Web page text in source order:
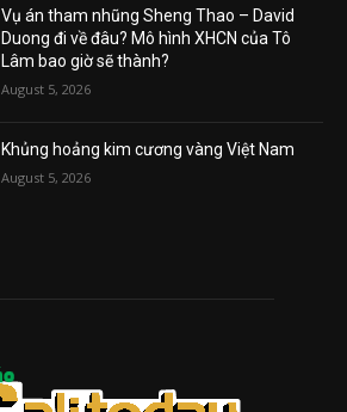
Vụ án tham nhũng Sheng Thao – David
Duong đi về đâu? Mô hình XHCN của Tô
Lâm bao giờ sẽ thành?
August 5, 2026
Khủng hoảng kim cương vàng Việt Nam
August 5, 2026